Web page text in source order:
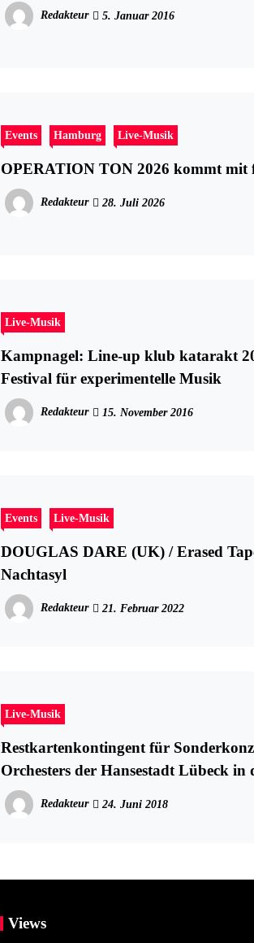
Redakteur 5. Januar 2016
Events Hamburg Live-Musik
OPERATION TON 2026 kommt mit
Redakteur 28. Juli 2026
Live-Musik
Kampnagel: Line-up klub katarakt 2017 –
Festival für experimentelle Musik
Redakteur 15. November 2016
Events Live-Musik
DOUGLAS DARE (UK) / Erased
Nachtasyl
Redakteur 21. Februar 2022
Live-Musik
Restkartenkontingent für
Orchesters der Hansestadt Lübeck
Redakteur 24. Juni 2018
Views